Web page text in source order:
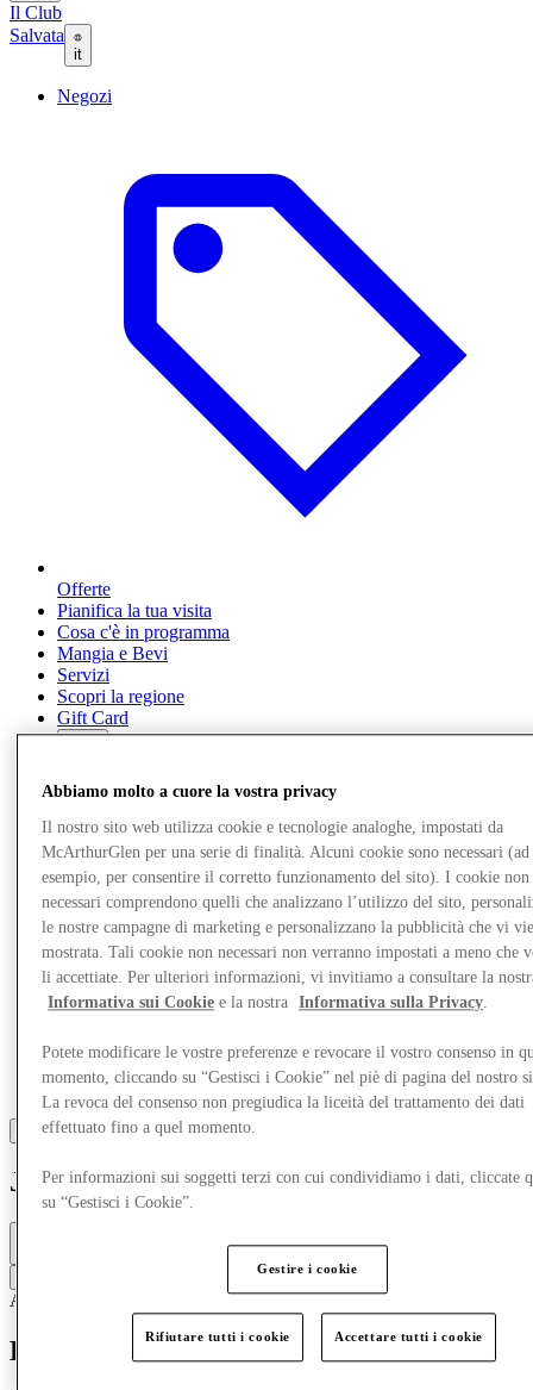
Il Club
Salvata
it
Negozi
Offerte
Pianifica la tua visita
Cosa c'è in programma
Mangia e Bevi
Servizi
Scopri la regione
Gift Card
Jack & Jones
Accessori e borse AbbigliamentoScarpeAbbigliamento casual
Benvenuti dai fratelli del denim
Abbiamo molto a cuore la vostra privacy
Il nostro sito web utilizza cookie e tecnologie analoghe, impostati da
McArthurGlen per una serie di finalità. Alcuni cookie sono necessari (ad
esempio, per consentire il corretto funzionamento del sito). I cookie non
necessari comprendono quelli che analizzano l’utilizzo del sito,
le nostre campagne di marketing e personalizzano la pubblicità che vi
mostrata. Tali cookie non necessari non verranno impostati a meno che
li accettiate. Per ulteriori informazioni, vi invitiamo a consultare la
Informativa sui Cookie e la nostra Informativa sulla Privacy
Potete modificare le vostre preferenze e revocare il vostro consenso in
momento, cliccando su “Gestisci i Cookie” nel piè di pagina del nostro
La revoca del consenso non pregiudica la liceità del trattamento dei dati
effettuato fino a quel momento.
Per informazioni sui soggetti terzi con cui condividiamo i dati, cliccate
su “Gestisci i Cookie”.
Gestire i cookie
Rifiutare tutti i cookie Accettare tutti i cookie